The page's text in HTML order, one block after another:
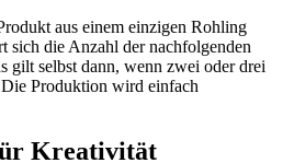
aus einem einzigen Rohling
sich die Anzahl der nachfolgenden
gilt selbst dann, wenn zwei oder drei
Die Produktion wird einfach
Kreativität